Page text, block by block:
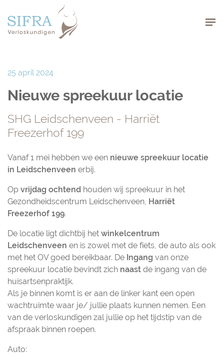
25 april 2024
Nieuwe spreekuur locatie
SHG Leidschenveen - Harriët
Freezerhof 199
Vanaf 1 mei hebben we een nieuwe spreekuur locatie
in Leidschenveen erbij.
Op vrijdag ochtend houden wij spreekuur in het
Gezondheidscentrum Leidschenveen, Harriët
Freezerhof 199.
De locatie ligt dichtbij het winkelcentrum
Leidschenveen en is zowel met de fiets, de auto als ook
met het OV goed bereikbaar. De Ingang van onze
spreekuur locatie bevindt zich naast de ingang van de
huisartsenpraktijk.
Als je binnen komt is er aan de linker kant een open
wachtruimte waar je/ jullie plaats kunnen nemen. Een
van de verloskundigen zal jullie op het tijdstip van de
afspraak binnen roepen.
Auto: